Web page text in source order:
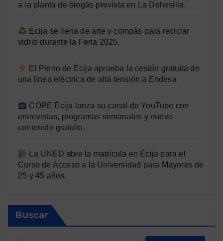
a la planta de biogás prevista en La Dehesilla.
Écija se llena de arte y compás para reciclar
vidrio durante la Feria 2025.
El Pleno de Écija aprueba la cesión gratuita de
una línea eléctrica de alta tensión a Endesa
COPE Écija lanza su canal de YouTube con
entrevistas, programas semanales y nuevo
contenido gratuito.
La UNED abre la matrícula en Écija para el
Curso de Acceso a la Universidad para Mayores de
25 y 45 años.
Buscar